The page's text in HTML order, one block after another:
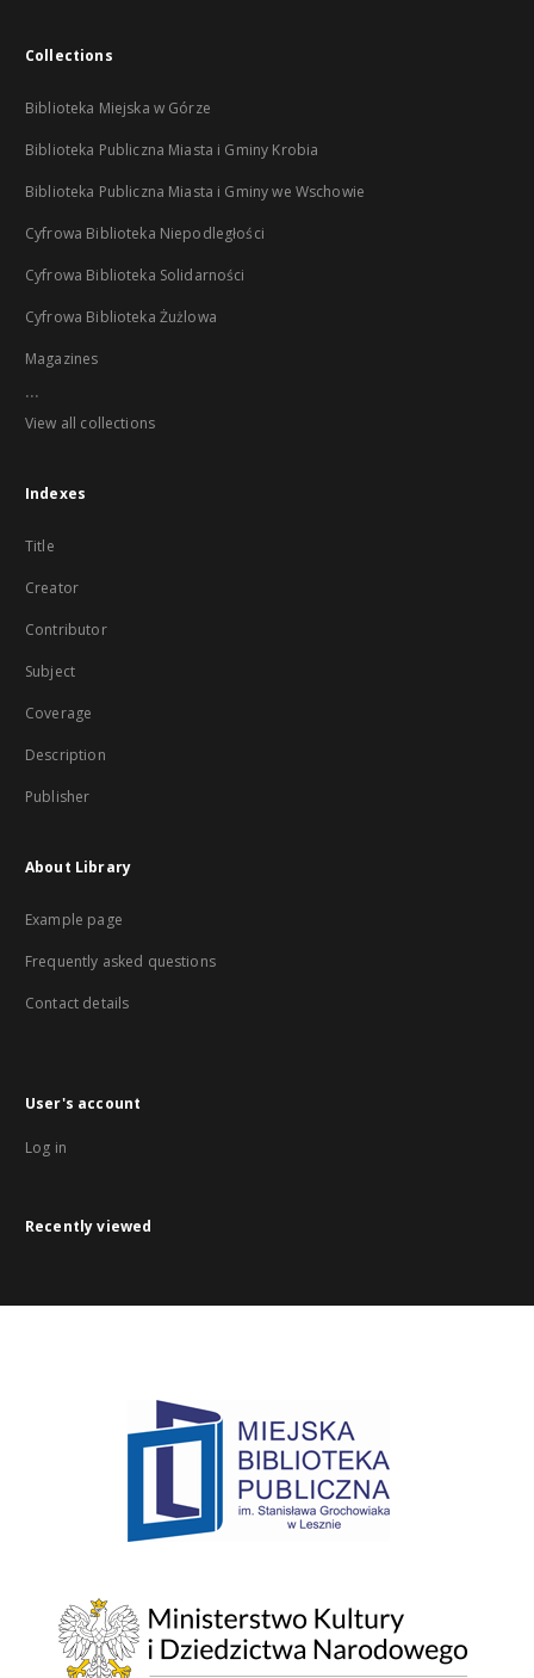
Collections
Biblioteka Miejska w Górze
Biblioteka Publiczna Miasta i Gminy Krobia
Biblioteka Publiczna Miasta i Gminy we Wschowie
Cyfrowa Biblioteka Niepodległości
Cyfrowa Biblioteka Solidarności
Cyfrowa Biblioteka Żużlowa
Magazines
...
View all collections
Indexes
Title
Creator
Contributor
Subject
Coverage
Description
Publisher
About Library
Example page
Frequently asked questions
Contact details
User's account
Log in
Recently viewed